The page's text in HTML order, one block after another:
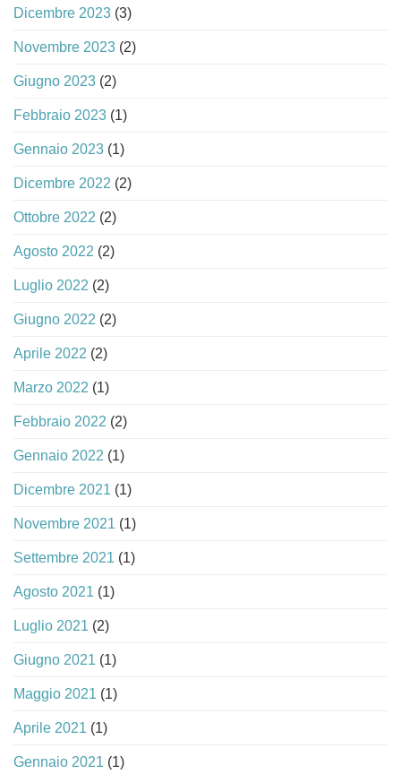
Dicembre 2023 (3)
Novembre 2023 (2)
Giugno 2023 (2)
Febbraio 2023 (1)
Gennaio 2023 (1)
Dicembre 2022 (2)
Ottobre 2022 (2)
Agosto 2022 (2)
Luglio 2022 (2)
Giugno 2022 (2)
Aprile 2022 (2)
Marzo 2022 (1)
Febbraio 2022 (2)
Gennaio 2022 (1)
Dicembre 2021 (1)
Novembre 2021 (1)
Settembre 2021 (1)
Agosto 2021 (1)
Luglio 2021 (2)
Giugno 2021 (1)
Maggio 2021 (1)
Aprile 2021 (1)
Gennaio 2021 (1)